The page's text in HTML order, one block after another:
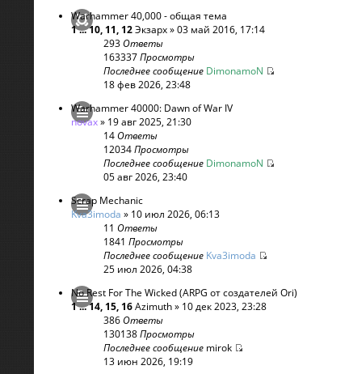
Warhammer 40,000 - общая тема
1...10, 11, 12Экзарх» 03 май 2016, 17:14
293Ответы
163337Просмотры
Последнее сообщение DimonamoN
18 фев 2026, 23:48
Warhammer 40000: Dawn of War IV
novax» 19 авг 2025, 21:30
14Ответы
12034Просмотры
Последнее сообщение DimonamoN
05 авг 2026, 23:40
Scrap Mechanic
Kva3imoda » 10 июл 2026, 06:13
11 Ответы
1841 Просмотры
Последнее сообщение Kva3imoda
25 июл 2026, 04:38
No Rest For The Wicked (ARPG от создателей Ori)
1...14, 15, 16Azimuth» 10 дек 2023, 23:28
386Ответы
130138Просмотры
Последнее сообщение mirok
13 июн 2026, 19:19